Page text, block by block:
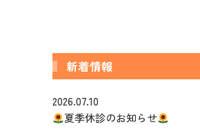
新着情報
2026.07.10
夏季休診のお知らせ